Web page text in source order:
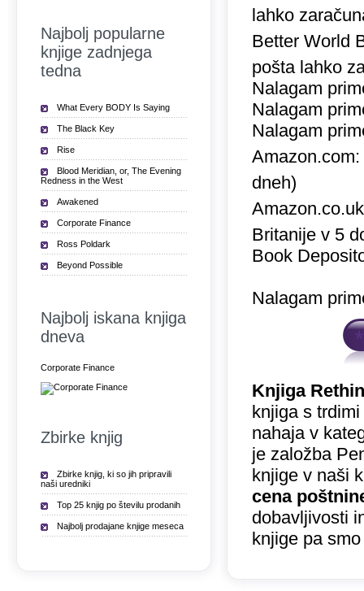
lahko
Better World
pošta lahko
Nalagam
Nalagam
Nalagam
Amazon.com:
dneh)
Britanije v 5
Book
Nalagam
Knjiga
knjiga s
nahaja v
je založba
knjige v naši
cena
dobavljivosti
knjige pa
Najbolj popularne
knjige zadnjega
tedna
What Every BODY Is Saying
The Black Key
Rise
Blood Meridian, or, The Evening
Redness in the West
Awakened
Corporate Finance
Ross Poldark
Beyond Possible
Najbolj iskana knjiga
dneva
Corporate Finance
Zbirke knjig
Zbirke knjig, ki so jih pripravili
naši uredniki
Top 25 knjig po številu prodanih
Najbolj prodajane knjige meseca